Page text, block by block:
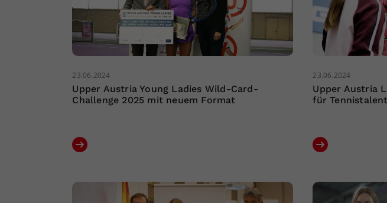
23.06.2024
Upper Austria Young Ladies Wild-Card-
Challenge 2025 mit neuem Format
23.06.2024
Upper Austria
für